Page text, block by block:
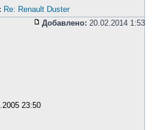
Re: Renault Duster
Добавлено: 20.02.2014 1:53
23:50